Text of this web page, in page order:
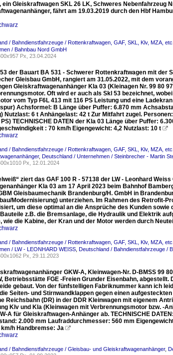
ein Gleiskraftwagen SKL 26 LK, Schweres Nebenfahrzeug
fährt am 19.03.2019 durch den Hbf
/ Bahndienstfahrzeuge / Rottenkraftwagen, GAF, SKL, Klv, MZA, etc.
/ Bahnbau Nord GmbH
Px, 23.04.2024
der Bauart BA 531 - Schwerer Rottenkraftwagen mit der
Gleisbau GmbH, rangiert am 31.05.2022, mit dem
Gleiskraftwagenanhänger Kla 03 (Kleinagen Nr. 99 80
Oft wird er auch als Skl 53 bezeichnet,
vom Typ F6L 413 mit 116 PS Leistung und eine
Achsformel: B Länge über Puffer: 6.870 mm
Nutzlast: 6 t Anhängelast: 42 t Zur Mitfahrt zugel.
PS) TECHNISCHE DATEN der Kla 03 Länge über Puffer:
: 70 km/h Eigengewicht: 4,2 Nutzlast: 10 t 
/ Bahndienstfahrzeuge / Rottenkraftwagen, GAF, SKL, Klv, MZA, etc.
, Deutschland / Unternehmen / Steinbrecher - Martin
Px, 12.01.2024
ziert das GAF 100 R - 57138 der LW - Leonhard
Kla 03 am 17 April 2023 beim Bahnhof
Gleisbaumechanik Brandenburg/H. GmbH in
Modernisierung) unterziehen. Im Rahmen des Retrofit-
um diese optimal an die Ansprüche des Kunden
z.B. die Bremsanlage, die Hydraulik und Elektrik
wie die Kabine, der Kran und der Motor werden durch
/ Bahndienstfahrzeuge / Rottenkraftwagen, GAF, SKL, Klv, MZA, etc.
/ LW - LEONHARD WEISS Deutschland / Bahndienstfahrzeuge /
Px, 29.11.2023
GKW-A, Kleinwagen-Nr. D-BMSS 99
Betriebsstätte FGE -Freien Grunder Eisenbahn,
gebaut. Von der fünfstelligen Fabriknummer kann ich
Seiten- und Stirnwandklappen gegen einen
Reichsbahn (DR) in der DDR Kleinwagen mit eigenem
Klv und Kla (Kleinwagen mit Verbrennungsmotor bzw. -
A für Gleiskraftwagen-Anhänger ab. TECHNISCHE
2.000 mm Laufraddurchmesser: 560 mm
km/h Handbremse: Ja 
/ Bahndienstfahrzeuge / Gleisbau- und Gleiskraftwagenanhänger,